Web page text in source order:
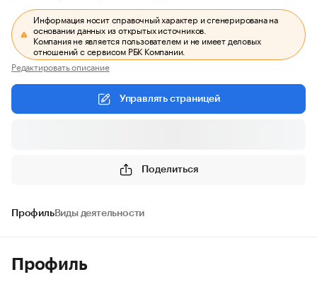
Информация носит справочный характер и сгенерирована на
основании данных из открытых источников.
Компания не является пользователем и не имеет деловых
отношений с сервисом РБК Компании.
Редактировать описание
Управлять страницей
Поделиться
ПрофильВиды деятельности
Профиль